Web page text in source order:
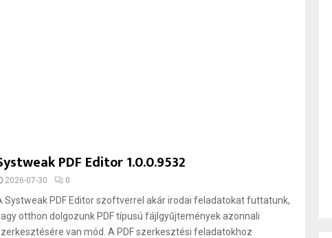
PDF Editor 1.0.0.9532
2026-07-30 0
Systweak PDF Editor szoftverrel akár irodai feladatokat futtatunk,
otthon dolgozunk PDF típusú fájlgyűjtemények azonnali
van mód. A PDF szerkesztési feladatokhoz